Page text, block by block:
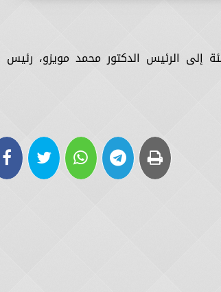
إلى الرئيس الدكتور محمد مويزو، رئيس